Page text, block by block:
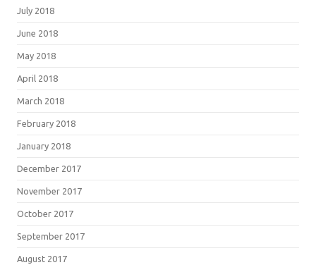
July 2018
June 2018
May 2018
April 2018
March 2018
February 2018
January 2018
December 2017
November 2017
October 2017
September 2017
August 2017